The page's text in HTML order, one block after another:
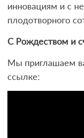
инновациям и с
плодотворного
С Рождеством и
Мы приглашаем
ссылке: